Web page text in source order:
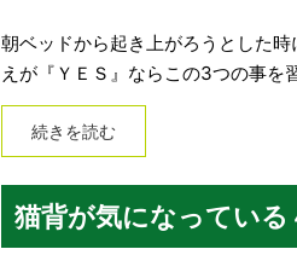
朝ベッドから起き上がろうとした
えが『ＹＥＳ』ならこの3つの事を
続きを読む
猫背が気になってい